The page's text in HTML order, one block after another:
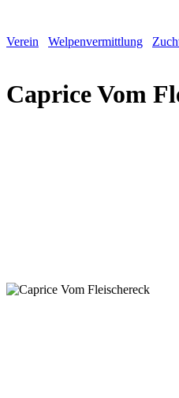
Verein Welpenvermittlung
Caprice Vom